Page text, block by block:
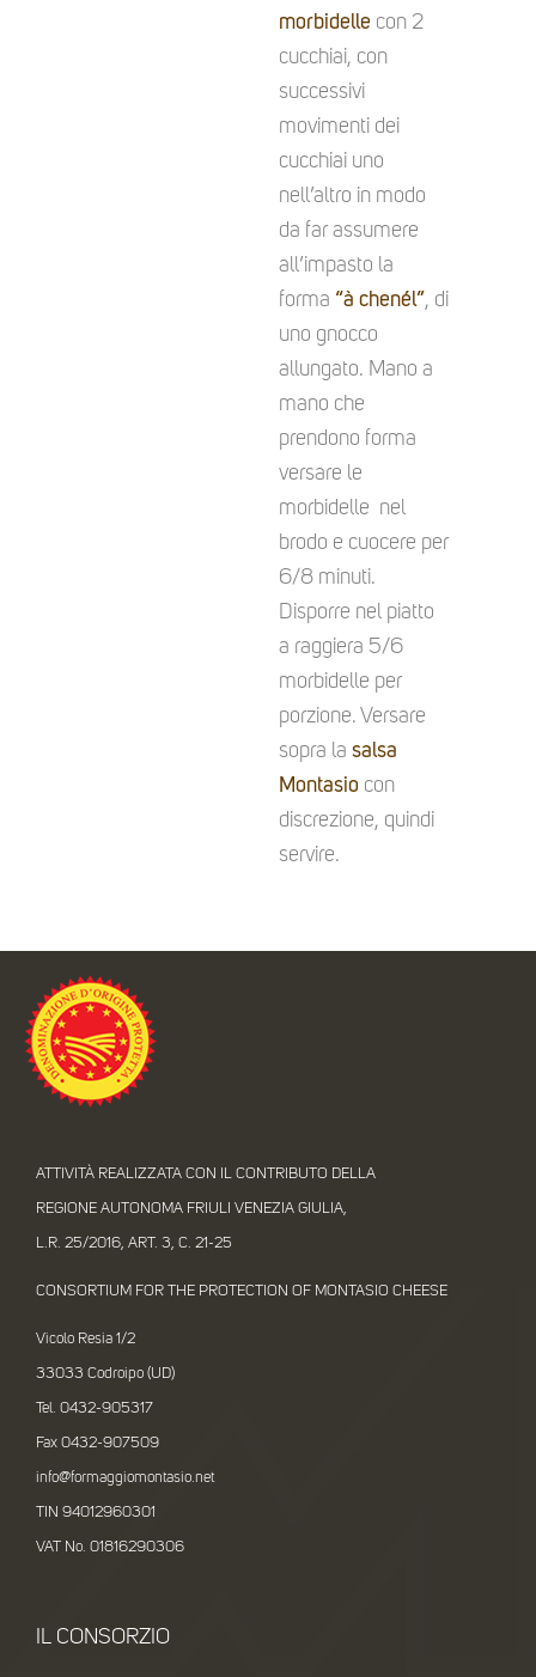
morbidelle con 2
cucchiai, con
successivi
movimenti dei
cucchiai uno
nell’altro in modo
da far assumere
all’impasto la
forma“à chenél”, di
uno gnocco
allungato. Mano a
mano che
prendono forma
versare le
morbidelle nel
brodo e cuocere per
6/8 minuti.
Disporre nel piatto
a raggiera 5/6
morbidelle per
porzione. Versare
sopra lasalsa
Montasio con
discrezione, quindi
servire.
ATTIVITÀ REALIZZATA CON IL CONTRIBUTO DELLA
REGIONE AUTONOMA FRIULI VENEZIA GIULIA,
L.R. 25/2016, ART. 3, C. 21-25
CONSORTIUM FOR THE PROTECTION OF MONTASIO CHEESE
Vicolo Resia 1/2
33033 Codroipo (UD)
Tel. 0432-905317
Fax 0432-907509
info@formaggiomontasio.net
TIN 94012960301
VAT No. 01816290306
IL CONSORZIO